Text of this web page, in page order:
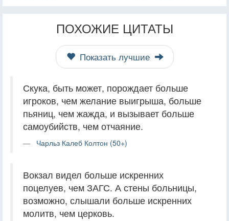
ПОХОЖИЕ ЦИТАТЫ
Показать лучшие
Скука, быть может, порождает больше
игроков, чем желание выигрыша, больше
пьяниц, чем жажда, и вызывает больше
самоубийств, чем отчаяние.
Чарльз Калеб Колтон (50+)
Вокзал видел больше искренних
поцелуев, чем ЗАГС. А стены больницы,
возможно, слышали больше искренних
молитв, чем церковь.